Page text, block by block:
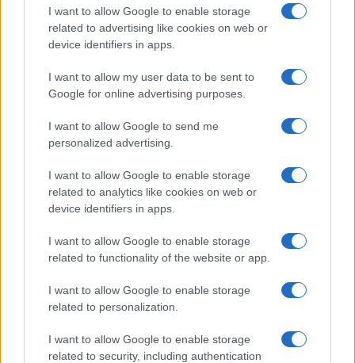
I want to allow Google to enable storage
related to advertising like cookies on web or
device identifiers in apps.
I want to allow my user data to be sent to
Google for online advertising purposes.
I want to allow Google to send me
personalized advertising.
I want to allow Google to enable storage
related to analytics like cookies on web or
device identifiers in apps.
I want to allow Google to enable storage
related to functionality of the website or app.
I want to allow Google to enable storage
related to personalization.
I want to allow Google to enable storage
related to security, including authentication
Sportmagazine: notizie, approfondimenti e classifiche su
calcio, basket, tennis, ciclismo, motori, Formula 1,
nazionali e internazionali, gli highlight delle partite, le
interviste ai protagonisti e i risultati in tempo reale di tutte
Calcio
Tennis
Basket
Motori